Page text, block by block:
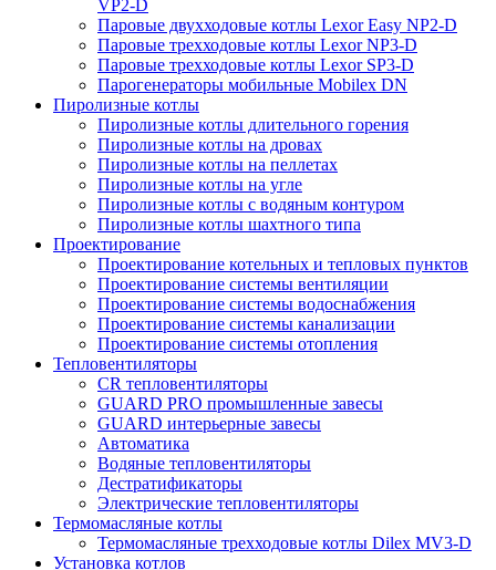
VP2-D
Паровые двухходовые котлы Lexor Easy NP2-D
Паровые трехходовые котлы Lexor NP3-D
Паровые трехходовые котлы Lexor SP3-D
Парогенераторы мобильные Mobilex DN
Пиролизные котлы
Пиролизные котлы длительного горения
Пиролизные котлы на дровах
Пиролизные котлы на пеллетах
Пиролизные котлы на угле
Пиролизные котлы с водяным контуром
Пиролизные котлы шахтного типа
Проектирование
Проектирование котельных и тепловых пунктов
Проектирование системы вентиляции
Проектирование системы водоснабжения
Проектирование системы канализации
Проектирование системы отопления
Тепловентиляторы
CR тепловентиляторы
GUARD PRO промышленные завесы
GUARD интерьерные завесы
Автоматика
Водяные тепловентиляторы
Дестратификаторы
Электрические тепловентиляторы
Термомасляные котлы
Термомасляные трехходовые котлы Dilex MV3-D
Установка котлов